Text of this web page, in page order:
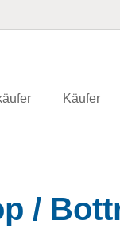
Käufer
/